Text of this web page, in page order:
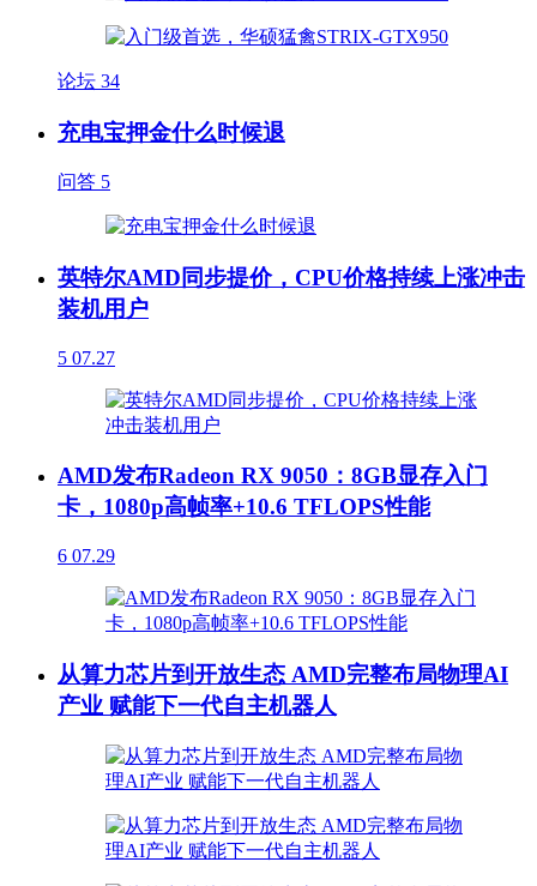
论坛 34
充电宝押金什么时候退
问答 5
英特尔AMD同步提价，CPU价格持续上涨冲击
装机用户
5 07.27
AMD发布Radeon RX 9050：8GB显存入门
卡，1080p高帧率+10.6 TFLOPS性能
6 07.29
从算力芯片到开放生态 AMD完整布局物理AI
产业 赋能下一代自主机器人